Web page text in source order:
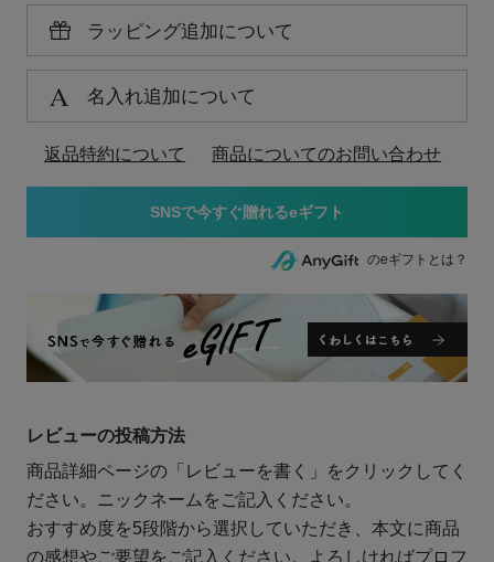
ラッピング追加について
名入れ追加について
返品特約について 商品についてのお問い合わせ
のeギフトとは？
レビューの投稿方法
商品詳細ページの「レビューを書く」をクリックしてく
ださい。ニックネームをご記入ください。
おすすめ度を5段階から選択していただき、本文に商品
の感想やご要望をご記入ください。よろしければプロフ